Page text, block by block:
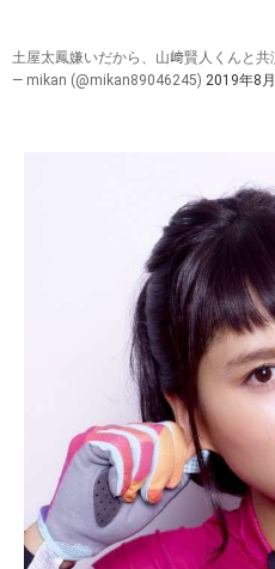
土屋太鳳嫌いだから、山﨑賢人くんと共
— mikan (@mikan89046245) 2019年8